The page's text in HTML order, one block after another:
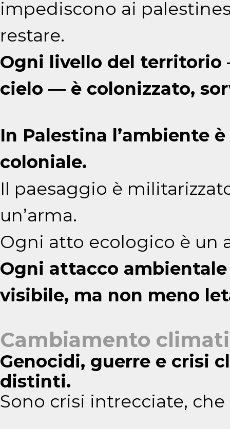
impediscono ai
restare.
Ogni livello del
cielo — è colonizzato,
In Palestina l’ambiente
coloniale.
Il paesaggio è
un’arma.
Ogni atto ecologico è un
Ogni attacco
visibile, ma non meno
Cambiamento
Genocidi, guerre e crisi
distinti.
Sono crisi intrecciate,